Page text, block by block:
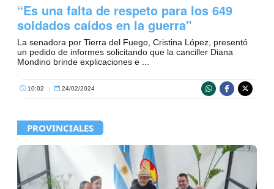
“Es una falta de respeto para los 649
soldados caídos en la guerra"
La senadora por Tierra del Fuego, Cristina López, presentó
un pedido de informes solicitando que la canciller Diana
Mondino brinde explicaciones e ...
10:02 24/02/2024
PROVINCIALES